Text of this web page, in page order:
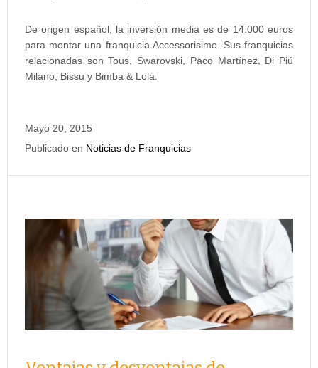
De origen español, la inversión media es de 14.000 euros
para montar una franquicia Accessorisimo. Sus franquicias
relacionadas son Tous, Swarovski, Paco Martínez, Di Piú
Milano, Bissu y Bimba & Lola.
Mayo 20, 2015
Publicado en Noticias de Franquicias